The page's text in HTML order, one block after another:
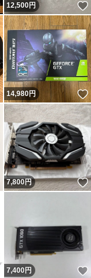
いいね！
12,500円
いいね！
14,980円
いいね！
7,800円
いいね！
7,400円